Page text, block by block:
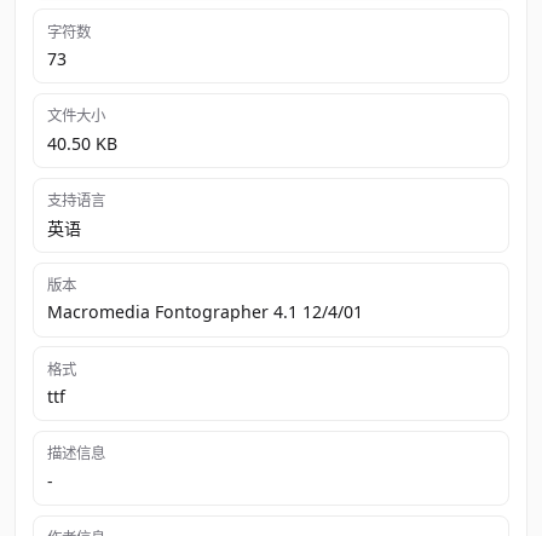
字符数
73
文件大小
40.50 KB
支持语言
英语
版本
Macromedia Fontographer 4.1 12/4/01
格式
ttf
描述信息
-